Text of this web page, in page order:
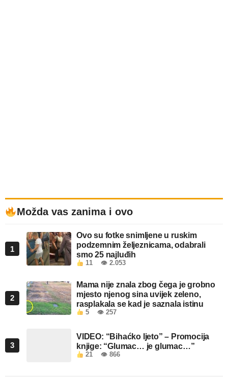
Možda vas zanima i ovo
1
Ovo su fotke snimljene u ruskim
podzemnim željeznicama, odabrali
smo 25 najluđih
11 👁 2.053
2
Mama nije znala zbog čega je grobno
mjesto njenog sina uvijek zeleno,
rasplakala se kad je saznala istinu
5 👁 257
3
VIDEO: “Bihaćko ljeto” – Promocija
knjige: “Glumac… je glumac…”
21 👁 866